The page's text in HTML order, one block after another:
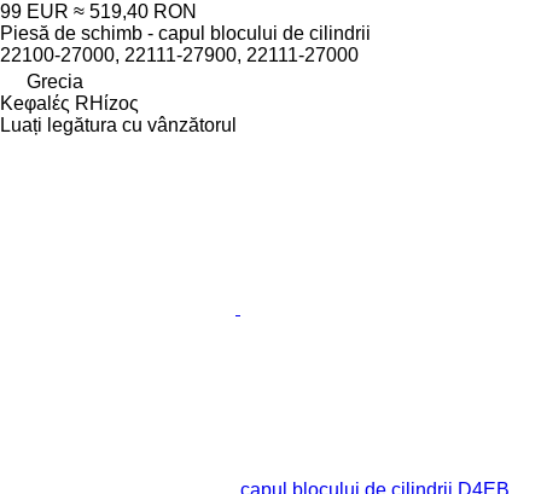
99 EUR ≈ 519,40 RON
Piesă de schimb - capul blocului de cilindrii
22100-27000, 22111-27900, 22111-27000
Grecia
Keφalές RHίzoς
Luați legătura cu vânzătorul